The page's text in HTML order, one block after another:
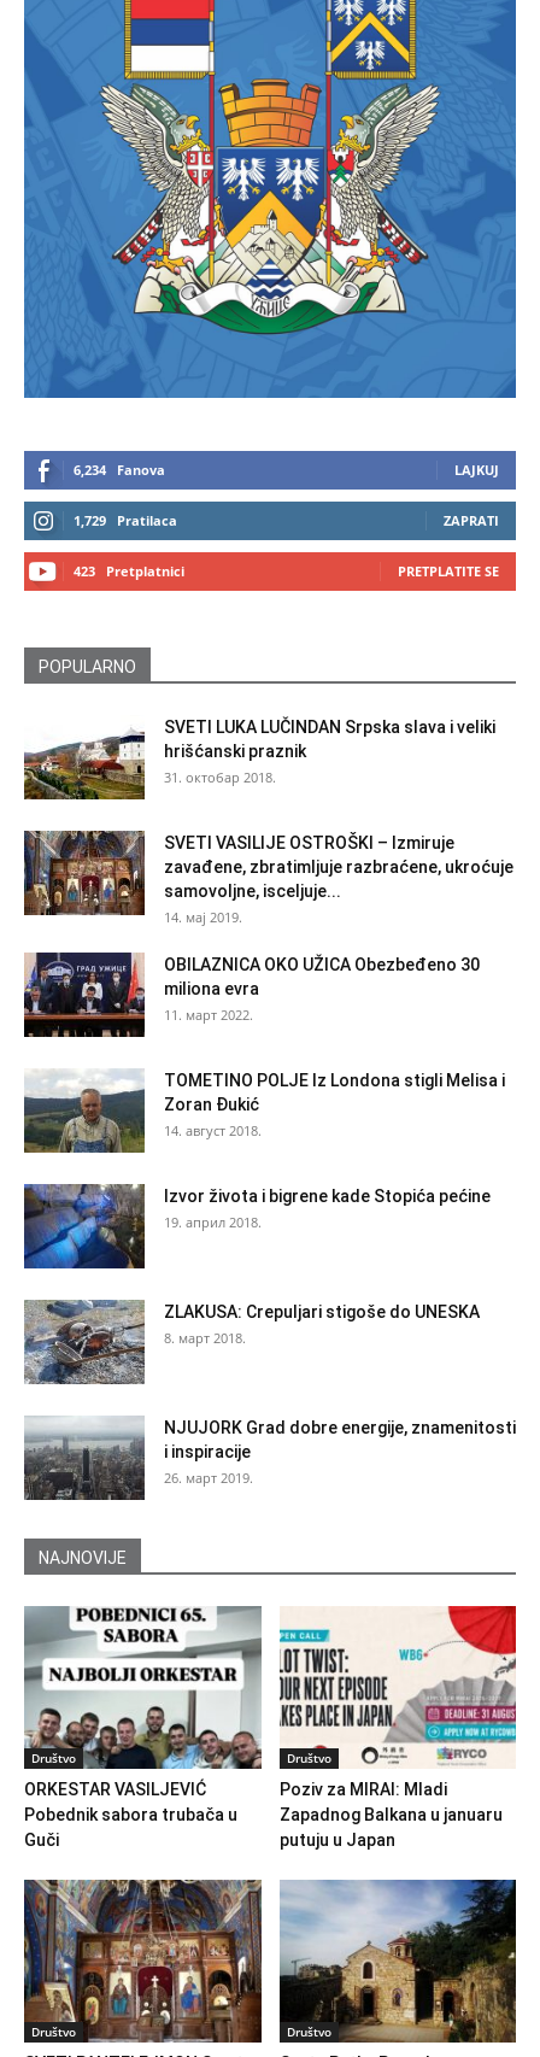
6,234 Fanova LAJKUJ
1,729 Pratilaca ZAPRATI
423 Pretplatnici PRETPLATITE SE
POPULARNO
SVETI LUKA LUČINDAN Srpska slava i veliki
hrišćanski praznik
31. октобар 2018.
SVETI VASILIJE OSTROŠKI – Izmiruje
zavađene, zbratimljuje razbraćene, ukroćuje
samovoljne, isceljuje...
14. мај 2019.
OBILAZNICA OKO UŽICA Obezbeđeno 30
miliona evra
11. март 2022.
TOMETINO POLJE Iz Londona stigli Melisa i
Zoran Đukić
14. август 2018.
Izvor života i bigrene kade Stopića pećine
19. април 2018.
ZLAKUSA: Crepuljari stigoše do UNESKA
8. март 2018.
NJUJORK Grad dobre energije, znamenitosti
i inspiracije
26. март 2019.
NAJNOVIJE
Društvo
ORKESTAR VASILJEVIĆ
Pobednik sabora trubača u
Guči
Društvo
Poziv za MIRAI: Mladi
Zapadnog Balkana u januaru
putuju u Japan
Društvo Društvo